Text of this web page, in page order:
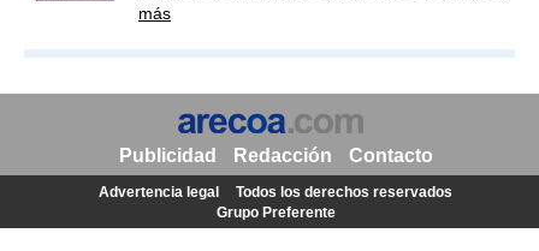
más
Publicidad Redacción Contacto
Advertencia legal
Todos los derechos reservados
Grupo Preferente